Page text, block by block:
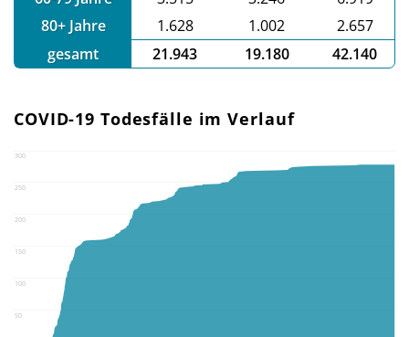
80+ Jahre
1.628 1.002
2.657
gesamt
21.943 19.180 42.140
COVID-19 Todesfälle im Verlauf
50
100
150
200
250
300